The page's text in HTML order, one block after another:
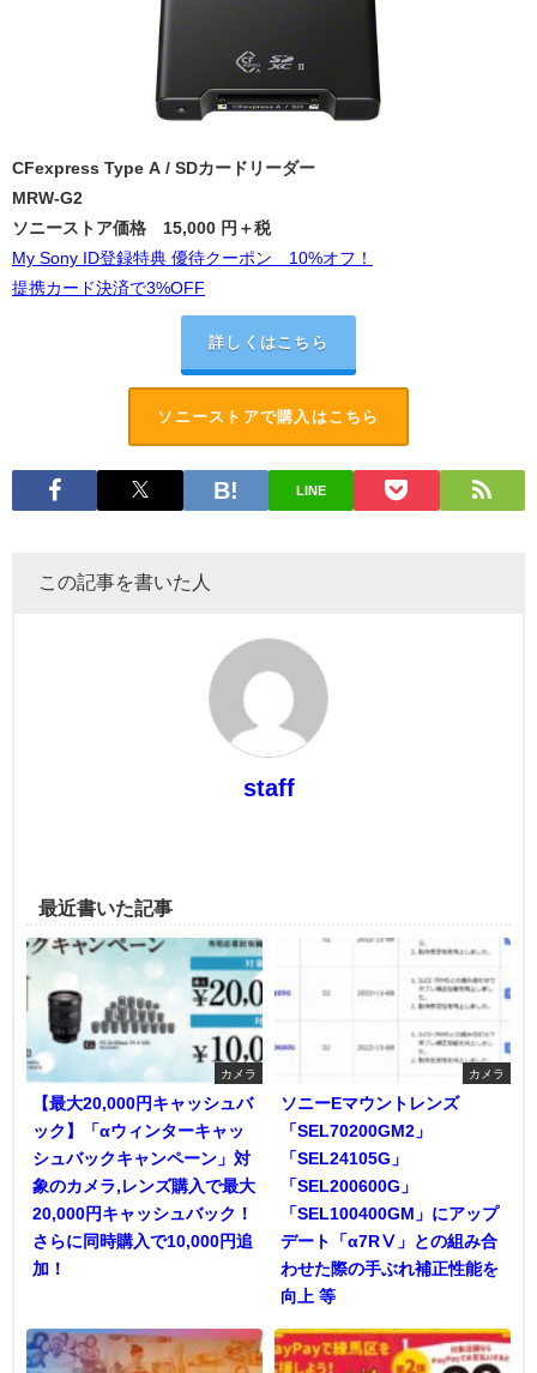
CFexpress Type A / SDカードリーダー
MRW-G2
ソニーストア価格 15,000 円＋税
My Sony ID登録特典 優待クーポン 10%オフ！
提携カード決済で3%OFF
詳しくはこちら
ソニーストアで購入はこちら
LINE
この記事を書いた人
staff
最近書いた記事
カメラ
【最大20,000円キャッシュバ
ック】「αウィンターキャッ
シュバックキャンペーン」対
象のカメラ,レンズ購入で最大
20,000円キャッシュバック！
さらに同時購入で10,000円追
加！
カメラ
ソニーEマウントレンズ
「SEL70200GM2」
「SEL24105G」
「SEL200600G」
「SEL100400GM」にアップ
デート「α7RⅤ」との組み合
わせた際の手ぶれ補正性能を
向上 等